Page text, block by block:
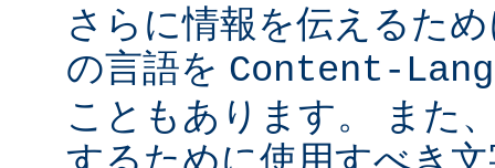
さらに情報を伝えるた
の言語を Content-
こともあります。 また
するために使用すべき